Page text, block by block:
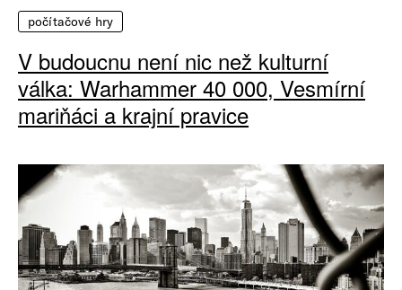
počítačové hry
V budoucnu není nic než kulturní
válka: Warhammer 40 000, Vesmírní
mariňáci a krajní pravice